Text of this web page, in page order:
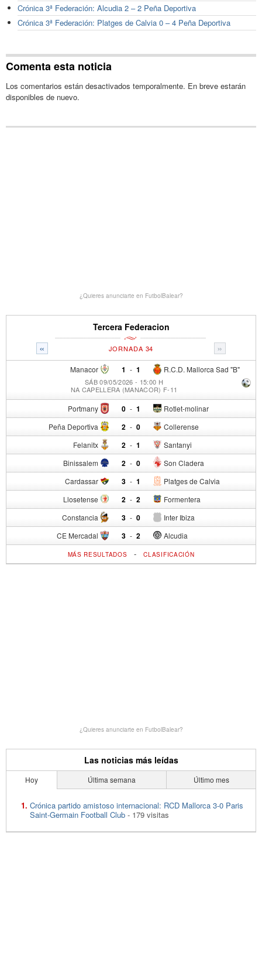
Crónica 3ª Federación: Alcudia 2 – 2 Peña Deportiva
Crónica 3ª Federación: Platges de Calvia 0 – 4 Peña Deportiva
Comenta esta noticia
Los comentarios están desactivados temporalmente. En breve estarán
disponibles de nuevo.
¿Quieres anunciarte en FutbolBalear?
Tercera Federacion
« »
JORNADA 34
Manacor 1 - R.C.D. Mallorca Sad "B"
1
SÁB 09/05/2026 - 15:00 H
NA CAPELLERA (MANACOR) F-11
Portmany 0 - Rotlet-molinar
1
Peña Deportiva 2 - Collerense
0
Felanitx 2 - Santanyi
1
Binissalem 2 - Son Cladera
0
Cardassar 3 - Platges de Calvia
1
Llosetense 2 - Formentera
2
Constancia 3 - Inter Ibiza
0
CE Mercadal 3 - Alcudia
2
MÁS RESULTADOS -CLASIFICACIÓN
¿Quieres anunciarte en FutbolBalear?
Las noticias más leídas
Hoy Última semana Último mes
Crónica partido amistoso internacional: RCD Mallorca 3-0 Paris
Saint-Germain Football Club - 179 visitas